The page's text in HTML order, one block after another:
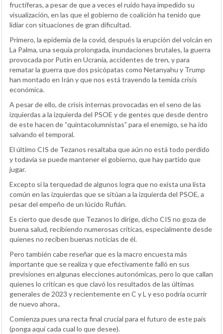
fructíferas, a pesar de que a veces el ruido haya impedido su
visualización, en las que el gobierno de coalición ha tenido que
lidiar con situaciones de gran dificultad.
Primero, la epidemia de la covid, después la erupción del volcán en
La Palma, una sequía prolongada, inundaciones brutales, la guerra
provocada por Putin en Ucrania, accidentes de tren, y para
rematar la guerra que dos psicópatas como Netanyahu y Trump
han montado en Irán y que nos está trayendo la temida crisis
económica.
A pesar de ello, de crisis internas provocadas en el seno de las
izquierdas a la izquierda del PSOE y de gentes que desde dentro
de este hacen de “quintacolumnistas” para el enemigo, se ha ido
salvando el temporal.
El último CIS de Tezanos resaltaba que aún no está todo perdido
y todavía se puede mantener el gobierno, que hay partido que
jugar.
Excepto si la terquedad de algunos logra que no exista una lista
común en las izquierdas que se sitúan a la izquierda del PSOE, a
pesar del empeño de un lúcido Rufián.
Es cierto que desde que Tezanos lo dirige, dicho CIS no goza de
buena salud, recibiendo numerosas críticas, especialmente desde
quienes no reciben buenas noticias de él.
Pero también cabe reseñar que es la macro encuesta más
importante que se realiza y que efectivamente falló en sus
previsiones en algunas elecciones autonómicas, pero lo que callan
quienes lo critican es que clavó los resultados de las últimas
generales de 2023 y recientemente en C y L y eso podría ocurrir
de nuevo ahora..
Comienza pues una recta final crucial para el futuro de este país
(ponga aquí cada cual lo que desee).